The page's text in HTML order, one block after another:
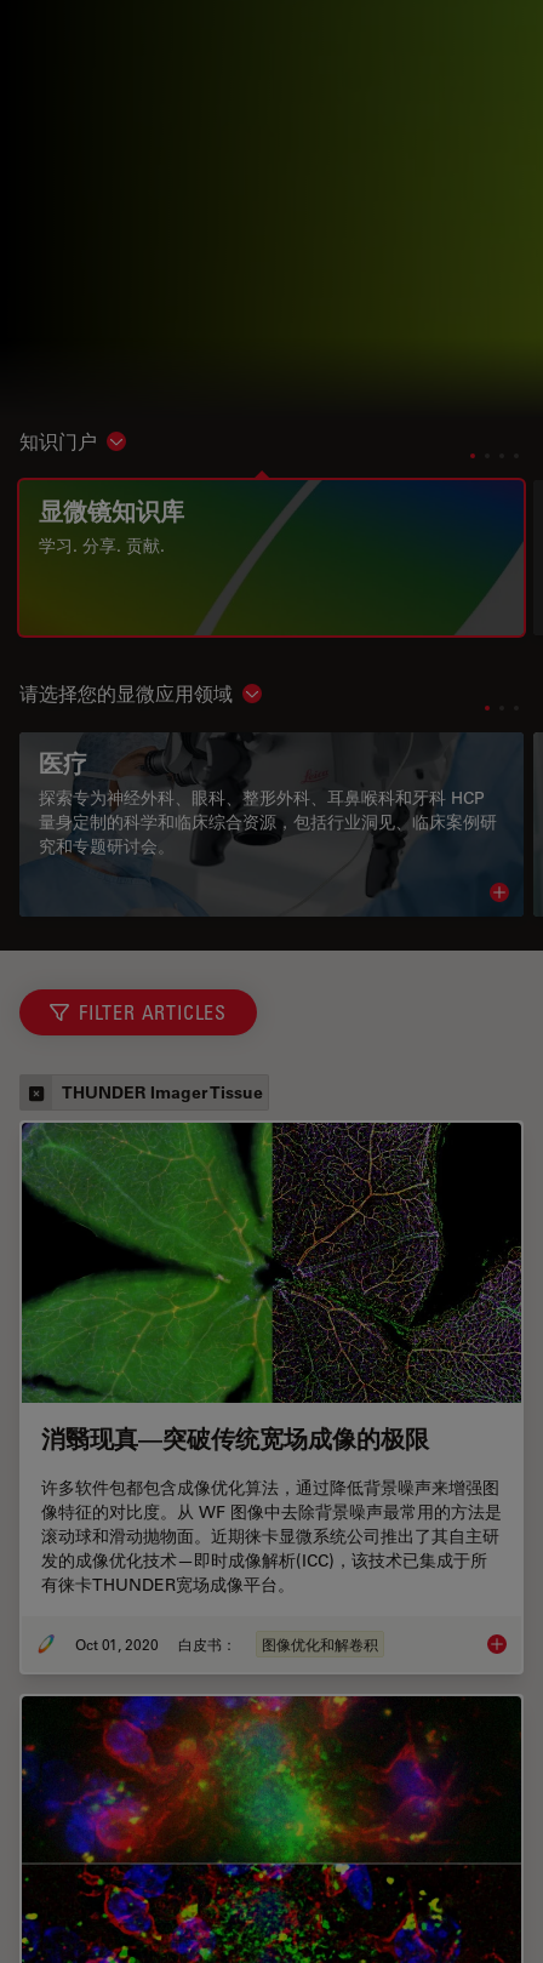
知识门户 Show subnavigation
显微镜知识库
学习. 分享. 贡献.
请选择您的显微应用领域 Show subnavigation
医疗
探索专为神经外科、眼科、整形外科、耳鼻喉科和牙科 HCP
量身定制的科学和临床综合资源，包括行业洞见、临床案例研
究和专题研讨会。
FILTER ARTICLES
THUNDER Imager Tissue
消翳现真—突破传统宽场成像的极限
许多软件包都包含成像优化算法，通过降低背景噪声来增强图
像特征的对比度。从 WF 图像中去除背景噪声最常用的方法是
滚动球和滑动抛物面。近期徕卡显微系统公司推出了其自主研
发的成像优化技术—即时成像解析(ICC)，该技术已集成于所
有徕卡THUNDER宽场成像平台。
Oct 01, 2020 白皮书： 图像优化和解卷积 消翳现